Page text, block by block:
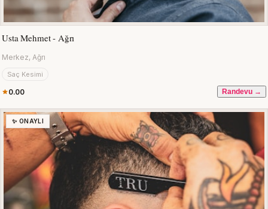
Usta Mehmet - Ağrı
Merkez, Ağrı
Saç Kesimi
0.00 Randevu →
✨ ONAYLI